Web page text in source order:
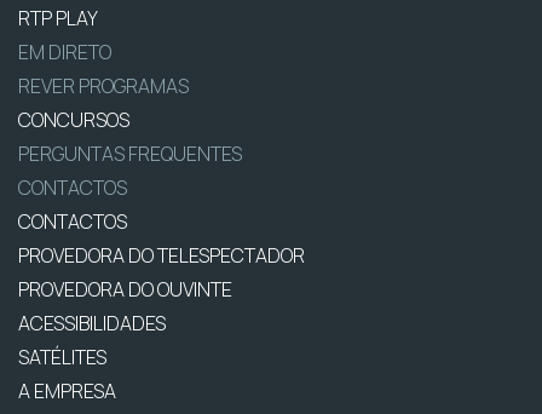
RTP PLAY
EM DIRETO
REVER PROGRAMAS
CONCURSOS
PERGUNTAS FREQUENTES
CONTACTOS
CONTACTOS
PROVEDORA DO TELESPECTADOR
PROVEDORA DO OUVINTE
ACESSIBILIDADES
SATÉLITES
A EMPRESA